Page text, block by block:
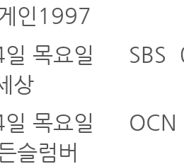
인1997
목요일
SBS
상
목요일
슬럼버